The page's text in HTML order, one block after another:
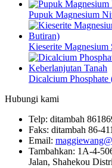
Pupuk Magnesium
Kieserite Magnesium
Dicalcium Phosphate
Hubungi kami
Telp: ditambah
Faks: ditambah 86-
Email:
Tambahkan: 1A-4-
Jalan, Shahekou